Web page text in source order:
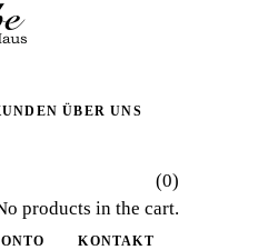
ÜBER UNS
KONTAKT
(0)
products in the cart.